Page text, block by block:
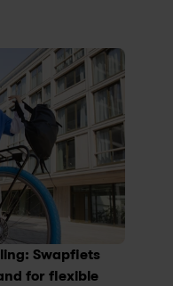
Swapfiets
for flexible